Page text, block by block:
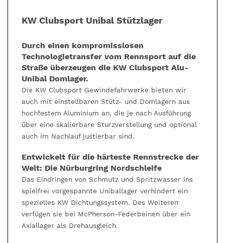
KW Clubsport Unibal Stützlager
Durch einen kompromisslosen
Technologietransfer vom Rennsport auf die
Straße überzeugen die KW Clubsport Alu-
Unibal Domlager.
Die KW Clubsport Gewindefahrwerke bieten wir
auch mit einstellbaren Stütz- und Domlagern aus
hochfestem Aluminium an, die je nach Ausführung
über eine skalierbare Sturzverstellung und optional
auch im Nachlauf justierbar sind.
Entwickelt für die härteste Rennstrecke der
Welt: Die Nürburgring Nordschleife
Das Eindringen von Schmutz und Spritzwasser ins
spielfrei vorgespannte Uniballager verhindert ein
spezielles KW Dichtungssystem. Des Weiteren
verfügen sie bei McPherson-Federbeinen über ein
Axiallager als Drehausgleich.